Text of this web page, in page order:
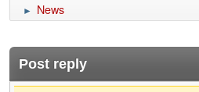
► News
Post reply